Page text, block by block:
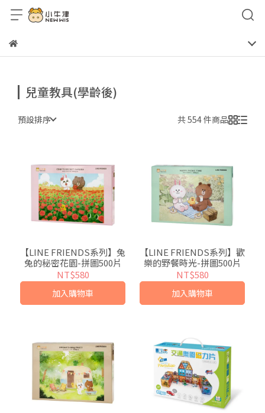
兒童教具(學齡後)
預設排序 共 554 件商品
【LINE FRIENDS系列】兔
兔的秘密花園-拼圖500片
NT$580
加入購物車
【LINE FRIENDS系列】歡
樂的野餐時光-拼圖500片
NT$580
加入購物車